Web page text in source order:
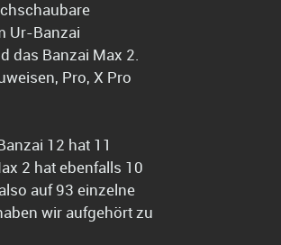
Ur-Banzai
das Banzai Max 2.
Pro, X Pro
12 hat 11
2 hat ebenfalls 10
auf 93 einzelne
wir aufgehört zu